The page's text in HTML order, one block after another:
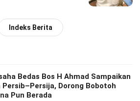
Indeks Berita
Bedas Bos H Ahmad Sampaikan
Persib–Persija, Dorong Bobotoh
Pun Berada